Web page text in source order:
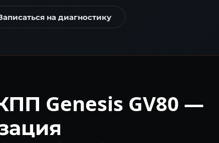
на диагностику
Genesis GV80 —